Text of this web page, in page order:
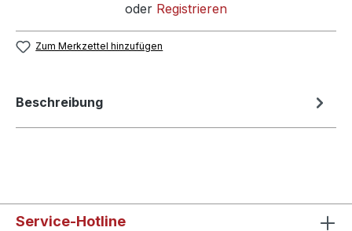
oder Registrieren
Zum Merkzettel hinzufügen
Beschreibung
Service-Hotline